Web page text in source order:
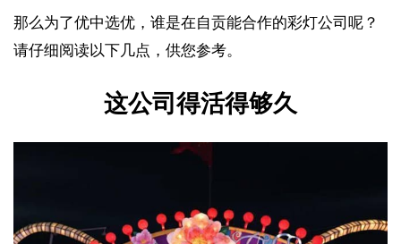
那么为了优中选优，谁是在自贡能合作的彩灯公司呢？
请仔细阅读以下几点，供您参考。
这公司得活得够久